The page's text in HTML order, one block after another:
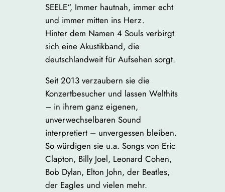
SEELE“, Immer hautnah, immer echt
und immer mitten ins Herz.
Hinter dem Namen 4 Souls verbirgt
sich eine Akustikband, die
deutschlandweit für Aufsehen sorgt.
Seit 2013 verzaubern sie die
Konzertbesucher und lassen Welthits
– in ihrem ganz eigenen,
unverwechselbaren Sound
interpretiert – unvergessen bleiben.
So würdigen sie u.a. Songs von Eric
Clapton, Billy Joel, Leonard Cohen,
Bob Dylan, Elton John, der Beatles,
der Eagles und vielen mehr.